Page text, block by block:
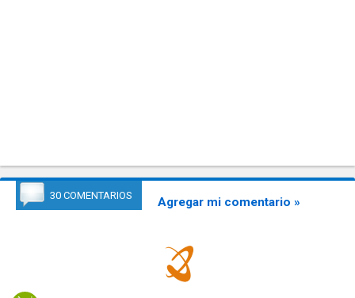
30 COMENTARIOS Agregar mi comentario »